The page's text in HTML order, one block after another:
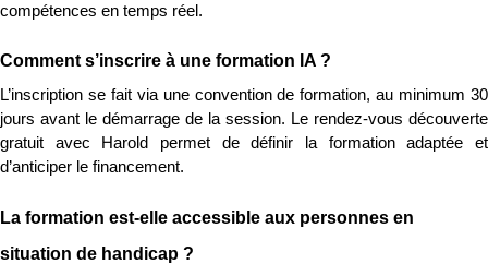
compétences en temps réel.
Comment s’inscrire à une formation IA ?
L’inscription se fait via une convention de formation, au minimum 30
jours avant le démarrage de la session. Le rendez-vous découverte
gratuit avec Harold permet de définir la formation adaptée et
d’anticiper le financement.
La formation est-elle accessible aux personnes en
situation de handicap ?